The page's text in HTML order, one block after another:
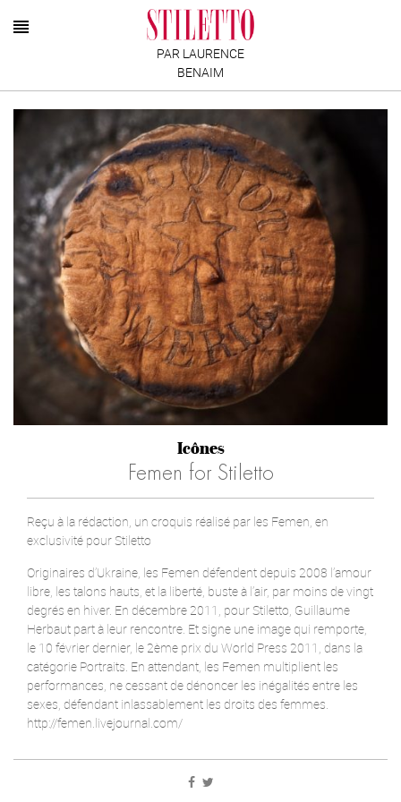
PAR LAURENCE
BENAIM
Icônes
Femen for Stiletto
Reçu à la rédaction, un croquis réalisé par les Femen, en
exclusivité pour Stiletto
Originaires d’Ukraine, les Femen défendent depuis 2008 l’amour
libre, les talons hauts, et la liberté, buste à l’air, par moins de vingt
degrés en hiver. En décembre 2011, pour Stiletto, Guillaume
Herbaut part à leur rencontre. Et signe une image qui remporte,
le 10 février dernier, le 2ème prix du World Press 2011, dans la
catégorie Portraits. En attendant, les Femen multiplient les
performances, ne cessant de dénoncer les inégalités entre les
sexes, défendant inlassablement les droits des femmes.
http://femen.livejournal.com/